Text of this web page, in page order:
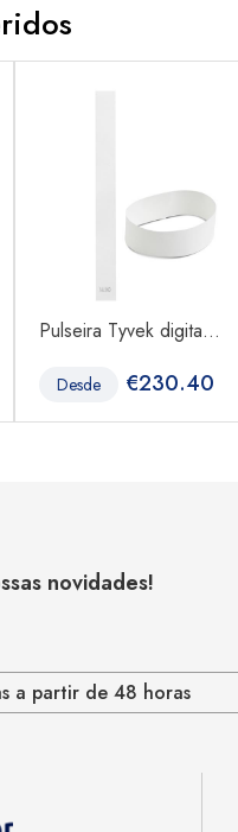
Pulseira Tyvek digita...
Desde €230.40
novidades!
a partir de 48 horas